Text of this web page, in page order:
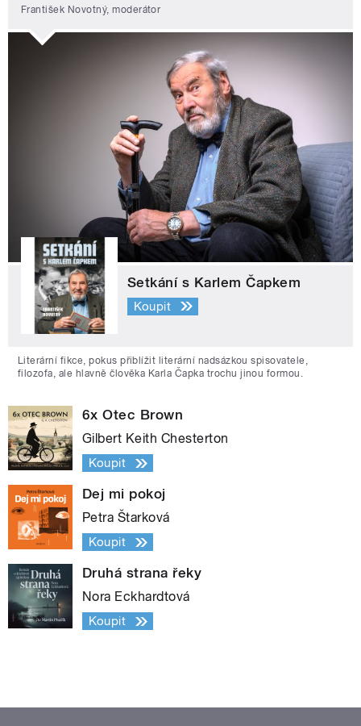
František Novotný, moderátor
Setkání s Karlem Čapkem
Koupit
Literární fikce, pokus přiblížit literární nadsázkou spisovatele,
filozofa, ale hlavně člověka Karla Čapka trochu jinou formou.
6x Otec Brown
Gilbert Keith Chesterton
Koupit
Dej mi pokoj
Petra Štarková
Koupit
Druhá strana řeky
Nora Eckhardtová
Koupit